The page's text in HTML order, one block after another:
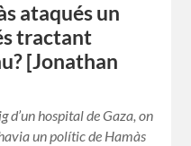
ataqués un
tractant
[Jonathan
d’un hospital de Gaza, on
un polític de Hamàs